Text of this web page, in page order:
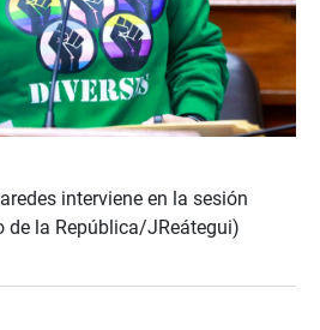
interviene en la sesión
de la República/JReátegui)